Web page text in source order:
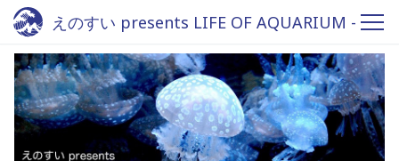
えのすい presents LIFE OF AQUARIUM -
Fm yokohama 84.7